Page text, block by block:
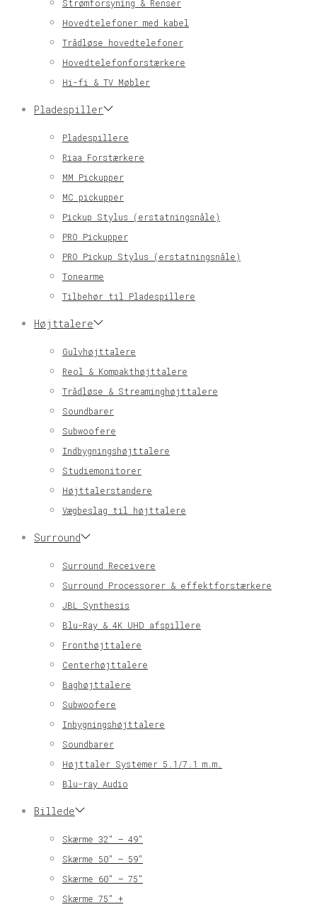
Strømforsyning & Renser
Hovedtelefoner med kabel
Trådløse hovedtelefoner
Hovedtelefonforstærkere
Hi-fi & TV Møbler
Pladespiller
Pladespillere
Riaa Forstærkere
MM Pickupper
MC pickupper
Pickup Stylus (erstatningsnåle)
PRO Pickupper
PRO Pickup Stylus (erstatningsnåle)
Tonearme
Tilbehør til Pladespillere
Højttalere
Gulvhøjttalere
Reol & Kompakthøjttalere
Trådløse & Streaminghøjttalere
Soundbarer
Subwoofere
Indbygningshøjttalere
Studiemonitorer
Højttalerstandere
Vægbeslag til højttalere
Surround
Surround Receivere
Surround Processorer & effektforstærkere
JBL Synthesis
Blu-Ray & 4K UHD afspillere
Fronthøjttalere
Centerhøjttalere
Baghøjttalere
Subwoofere
Inbygningshøjttalere
Soundbarer
Højttaler Systemer 5.1/7.1 m.m.
Blu-ray Audio
Billede
Skærme 32″ – 49″
Skærme 50″ – 59″
Skærme 60″ – 75″
Skærme 75″ +